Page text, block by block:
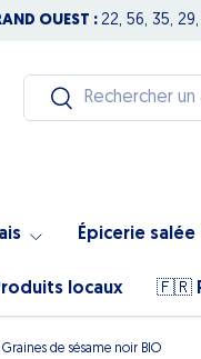
OUEST :22, 56, 35,
Recherche
Rechercher
Épicerie salée
locaux 🇫🇷
Graines de sésame noir BIO